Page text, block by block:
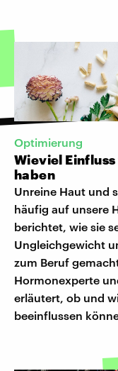
Optimierung
Wieviel
haben
Unreine Haut und
häufig auf unsere
berichtet, wie sie
Ungleichgewicht
zum Beruf
Hormonexperte
erläutert, ob und
beeinflussen